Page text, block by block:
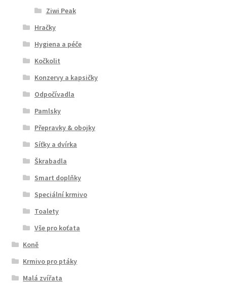
Ziwi Peak
Hračky
Hygiena a péče
Kočkolit
Konzervy a kapsičky
Odpočívadla
Pamlsky
Přepravky & obojky
Síťky a dvírka
Škrabadla
Smart doplňky
Speciální krmivo
Toalety
Vše pro koťata
Koně
Krmivo pro ptáky
Malá zvířata